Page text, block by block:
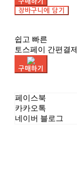
장바구니에 담기
쉽고 빠른
토스페이 간편결제
구매하기
페이스북
카카오톡
네이버 블로그